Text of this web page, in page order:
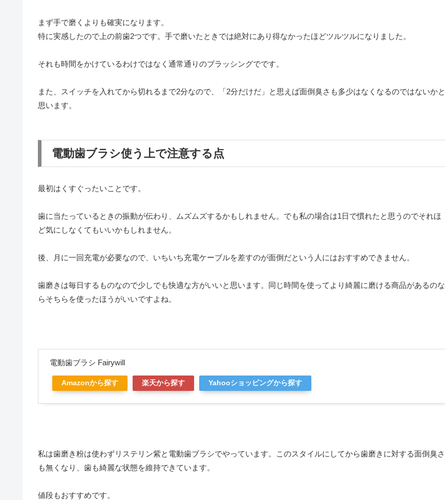
まず手で磨くよりも確実になります。
特に実感したので上の前歯2つです。手で磨いたときでは絶対にあり得なかったほどツルツルになりました。
それも時間をかけているわけではなく通常通りのブラッシングでです。
また、スイッチを入れてから切れるまで2分なので、「2分だけだ」と思えば面倒臭さも多少はなくなるのではないかと
思います。
電動歯ブラシ使う上で注意する点
最初はくすぐったいことです。
歯に当たっているときの振動が伝わり、ムズムズするかもしれません。でも私の場合は1日で慣れたと思うのでそれほ
ど気にしなくてもいいかもしれません。
後、月に一回充電が必要なので、いちいち充電ケーブルを差すのが面倒だという人にはおすすめできません。
歯磨きは毎日するものなので少しでも快適な方がいいと思います。同じ時間を使ってより綺麗に磨ける商品があるのな
らそちらを使ったほうがいいですよね。
電動歯ブラシ Fairywill
Amazonから探す 楽天から探す Yahooショッピングから探す
私は歯磨き粉は使わずリステリン紫と電動歯ブラシでやっています。このスタイルにしてから歯磨きに対する面倒臭さ
も無くなり、歯も綺麗な状態を維持できています。
値段もおすすめです。